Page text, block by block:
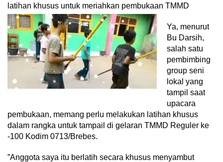
latihan khusus untuk meriahkan pembukaan TMMD
Ya, menurut
Bu Darsih,
salah satu
pembimbing
group seni
lokal yang
tampil saat
upacara
pembukaan, memang perlu melakukan latihan khusus
dalam rangka untuk tampail di gelaran TMMD Reguler ke
-100 Kodim 0713/Brebes.
”Anggota saya itu berlatih secara khusus menyambut